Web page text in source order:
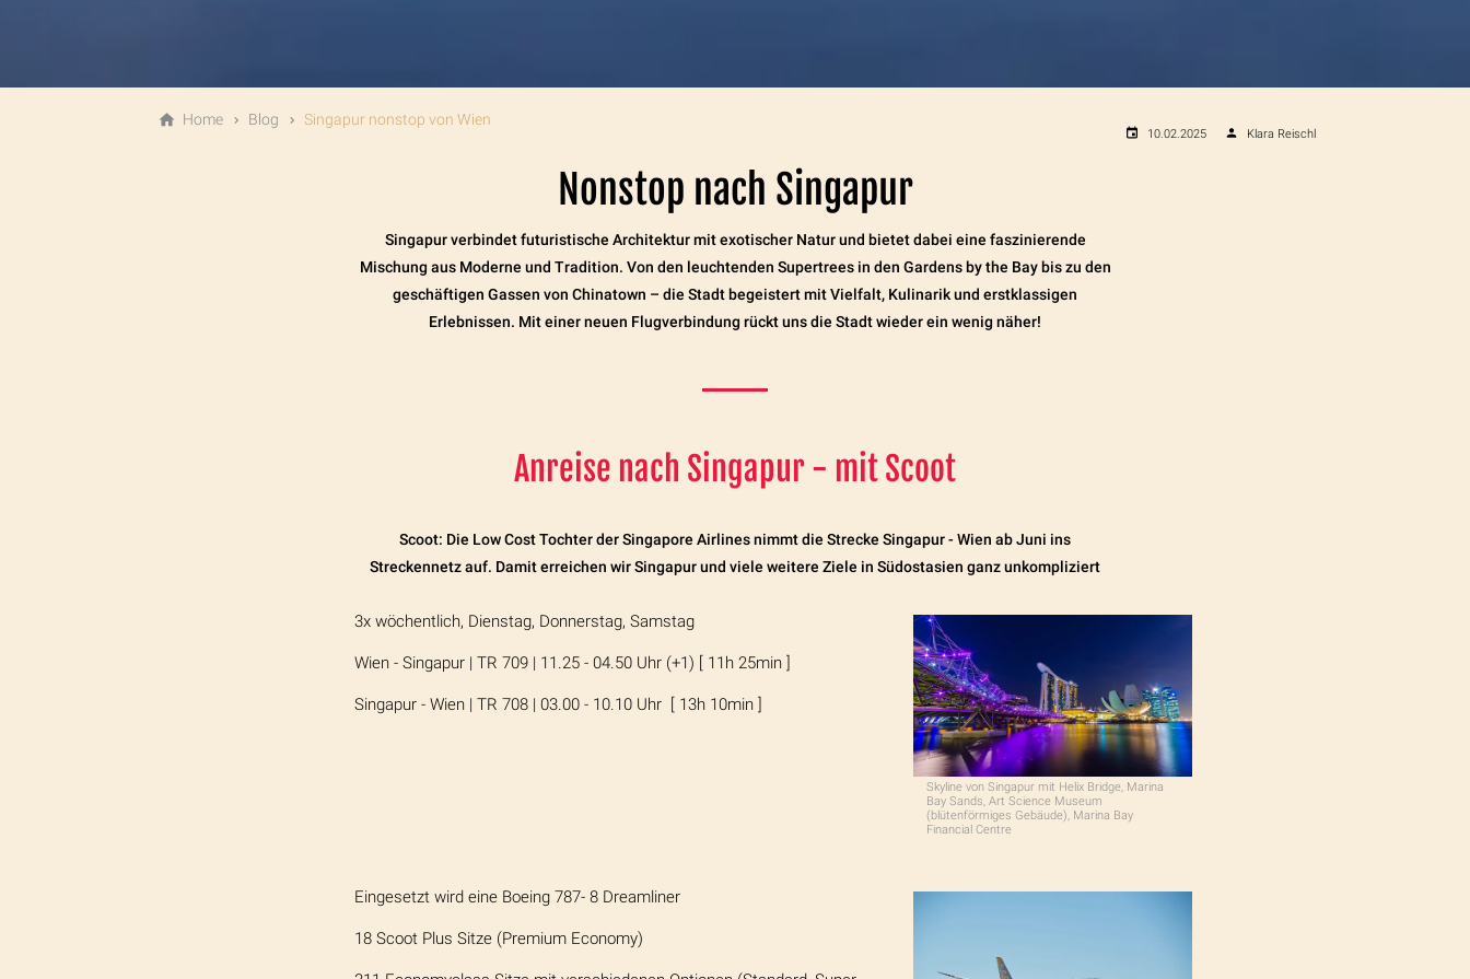
Home Blog Singapur nonstop von Wien
10.02.2025 Klara Reischl
Nonstop nach Singapur
Singapur verbindet futuristische Architektur mit exotischer Natur und bietet dabei eine faszinierende
Mischung aus Moderne und Tradition. Von den leuchtenden Supertrees in den Gardens by the Bay bis zu den
geschäftigen Gassen von Chinatown – die Stadt begeistert mit Vielfalt, Kulinarik und erstklassigen
Erlebnissen. Mit einer neuen Flugverbindung rückt uns die Stadt wieder ein wenig näher!
Anreise nach Singapur - mit Scoot
Scoot: Die Low Cost Tochter der Singapore Airlines nimmt die Strecke Singapur - Wien ab Juni ins
Streckennetz auf. Damit erreichen wir Singapur und viele weitere Ziele in Südostasien ganz unkompliziert
Skyline von Singapur mit Helix Bridge, Marina
Bay Sands, Art Science Museum
(blütenförmiges Gebäude), Marina Bay
Financial Centre
3x wöchentlich, Dienstag, Donnerstag, Samstag
Wien - Singapur | TR 709 | 11.25 - 04.50 Uhr (+1) [ 11h 25min ]
Singapur - Wien | TR 708 | 03.00 - 10.10 Uhr [ 13h 10min ]
Eingesetzt wird eine Boeing 787- 8 Dreamliner
18 Scoot Plus Sitze (Premium Economy)